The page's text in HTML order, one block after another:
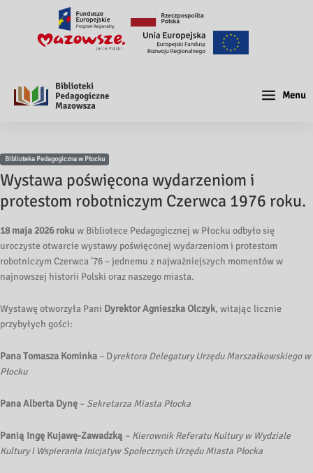
Menu
Biblioteka Pedagogiczna w Płocku
Wystawa poświęcona wydarzeniom i
protestom robotniczym Czerwca 1976 roku.
18 maja 2026 rokuw Bibliotece Pedagogicznej w Płocku odbyło się
uroczyste otwarcie wystawy poświęconej wydarzeniom i protestom
robotniczym Czerwca ’76 – jednemu z najważniejszych momentów w
najnowszej historii Polski oraz naszego miasta.
Wystawę otworzyła Pani Dyrektor Agnieszka Olczyk, witając licznie
przybyłych gości:
Pana Tomasza Kominka – Dyrektora Delegatury Urzędu Marszałkowskiego w
Płocku
Pana Alberta Dynę – Sekretarza Miasta Płocka
Panią Ingę Kujawę-Zawadzką – Kierownik Referatu Kultury w Wydziale
Kultury i Wspierania Inicjatyw Społecznych Urzędu Miasta Płocka